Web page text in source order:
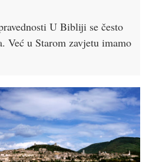
U Bibliji se često
Već u Starom zavjetu imamo